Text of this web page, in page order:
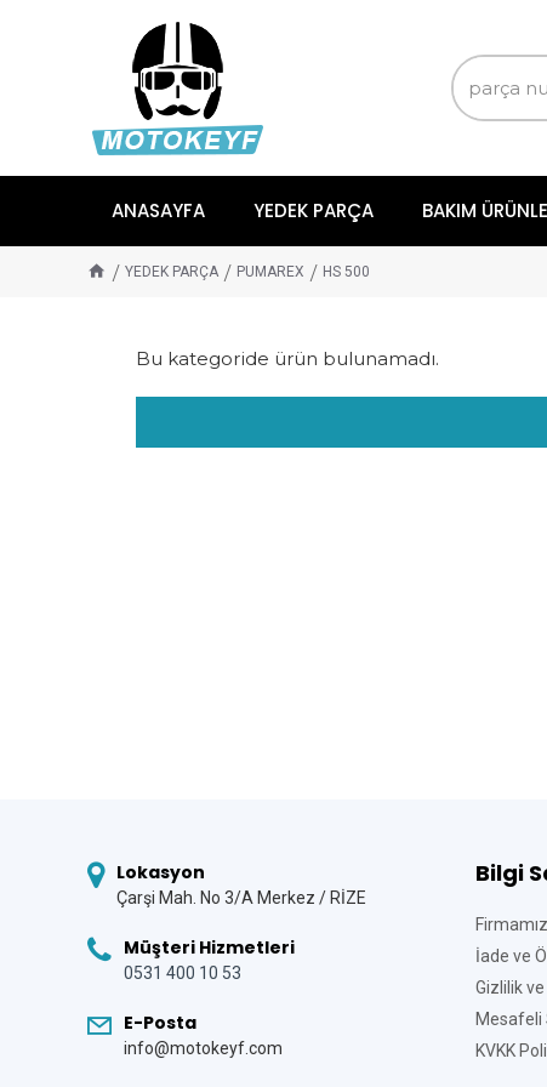
ANASAYFA YEDEK PARÇA BAKIM
YEDEK PARÇA PUMAREX HS 500
Bu kategoride ürün bulunamadı.
Lokasyon
Çarşi Mah. No 3/A Merkez / RİZE
Müşteri Hizmetleri
0531 400 10 53
E-Posta
info@motokeyf.com
Bilgi
İade ve
Gizlilik ve
Mesafeli
KVKK